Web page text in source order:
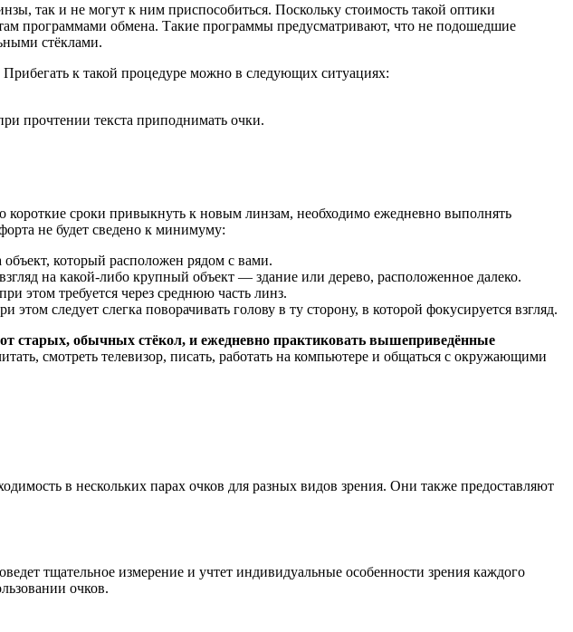
так и не могут к ним приспособиться. Поскольку стоимость такой оптики
программами обмена. Такие программы предусматривают, что не подошедшие
стёклами.
к такой процедуре можно в следующих ситуациях:
прочтении текста приподнимать очки.
короткие сроки привыкнуть к новым линзам, необходимо ежедневно выполнять
не будет сведено к минимуму:
объект, который расположен рядом с вами.
на какой-либо крупный объект — здание или дерево, расположенное далеко.
этом требуется через среднюю часть линз.
следует слегка поворачивать голову в ту сторону, в которой фокусируется взгляд.
старых, обычных стёкол, и ежедневно практиковать вышеприведённые
смотреть телевизор, писать, работать на компьютере и общаться с окружающими
в нескольких парах очков для разных видов зрения. Они также предоставляют
тщательное измерение и учтет индивидуальные особенности зрения каждого
очков.